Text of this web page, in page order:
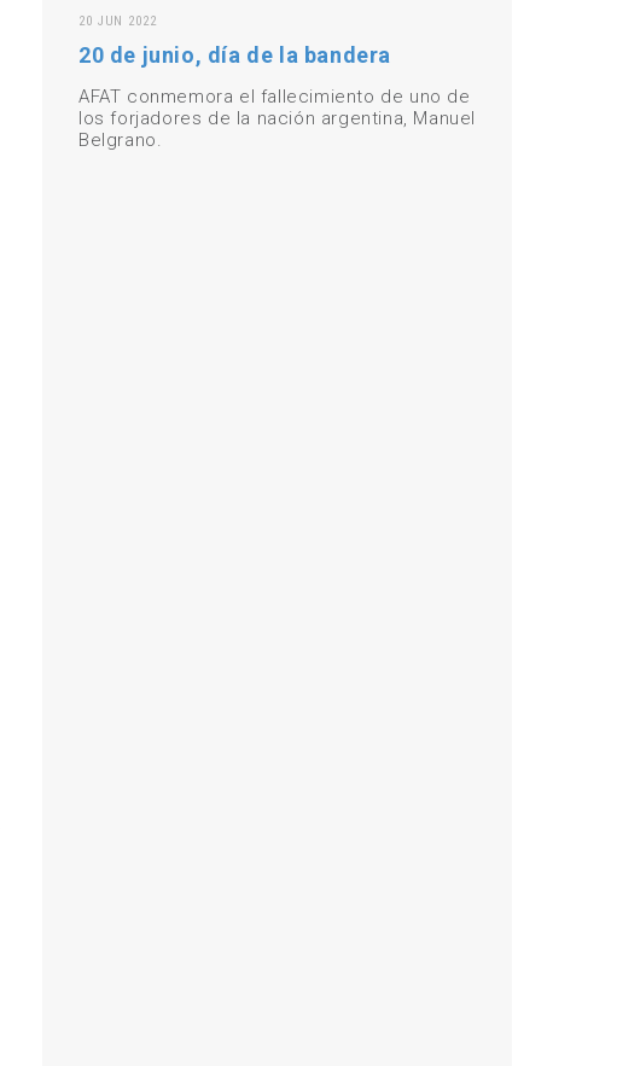
20 JUN 2022
20 de junio, día de la bandera
AFAT conmemora el fallecimiento de uno de
los forjadores de la nación argentina, Manuel
Belgrano.